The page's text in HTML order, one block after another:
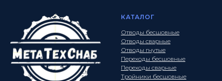
КАТАЛОГ
Отводы бесшовные
Отводы сварные
Отводы гнутые
Переходы бесшовные
Переходы сварные
Тройники бесшовные